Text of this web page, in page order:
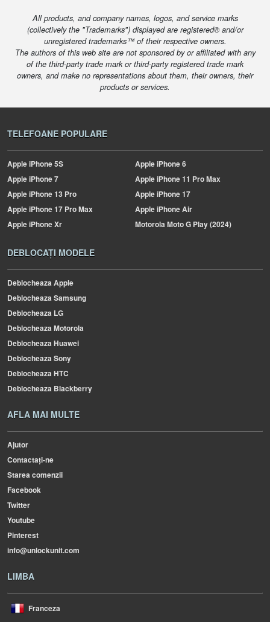
All products, and company names, logos, and service marks
(collectively the "Trademarks") displayed are registered® and/or
unregistered trademarks™ of their respective owners.
The authors of this web site are not sponsored by or affiliated with any
of the third-party trade mark or third-party registered trade mark
owners, and make no representations about them, their owners, their
products or services.
TELEFOANE POPULARE
AppleiPhone 5S AppleiPhone 6
AppleiPhone 7 AppleiPhone 11 Pro Max
AppleiPhone 13 Pro AppleiPhone 17
AppleiPhone 17 Pro Max AppleiPhone Air
AppleiPhone Xr MotorolaMoto G Play (2024)
DEBLOCAȚI MODELE
Deblocheaza Apple
Deblocheaza Samsung
Deblocheaza LG
Deblocheaza Motorola
Deblocheaza Huawei
Deblocheaza Sony
Deblocheaza HTC
Deblocheaza Blackberry
AFLA MAI MULTE
Ajutor
Contactați-ne
Starea comenzii
Facebook
Twitter
Youtube
Pinterest
info@unlockunit.com
LIMBA
Franceza